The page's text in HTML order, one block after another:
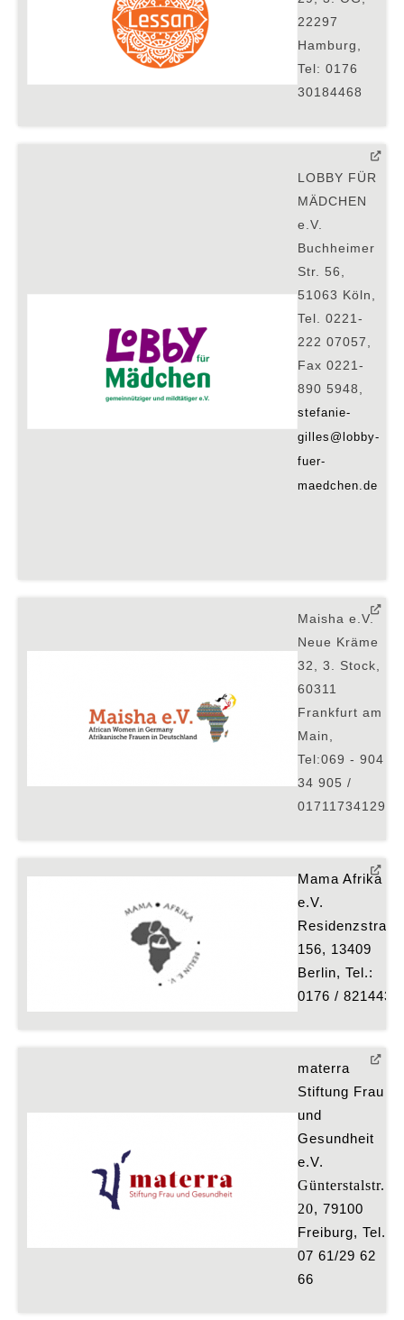
22297
Hamburg,
Tel: 0176
30184468
LOBBY FÜR
MÄDCHEN
e.V.
Buchheimer
Str. 56,
51063 Köln,
Tel. 0221-
222 07057,
Fax 0221-
890 5948,
stefanie-
gilles@lobby-
fuer-
maedchen.de
Maisha e.V.
Neue Kräme
32, 3. Stock,
60311
Frankfurt am
Main,
Tel:069 - 904
34 905 /
01711734129
Mama Afrika
e.V.
Residenzstraße
156, 13409
Berlin, Tel.:
0176 /
materra
Stiftung Frau
und
Gesundheit
e.V.
Günterstalstr.
20, 79100
Freiburg, Tel.
07 61/29 62
66